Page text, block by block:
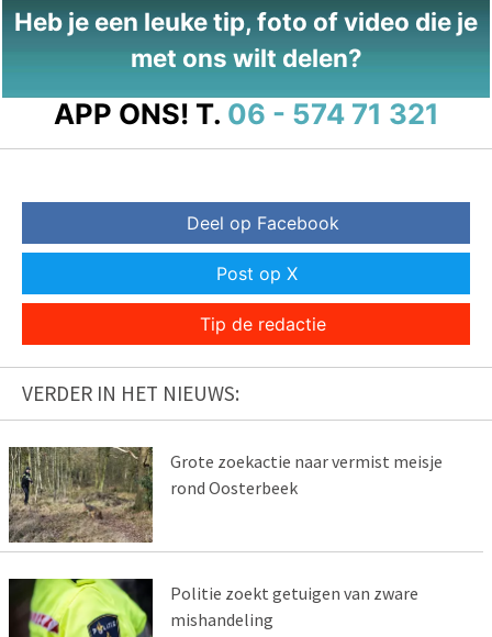
Heb je een leuke tip, foto of video die je
met ons wilt delen?
APP ONS! T. 06 - 574 71 321
Deel op Facebook
Post op X
Tip de redactie
VERDER IN HET NIEUWS:
Grote zoekactie naar vermist meisje
rond Oosterbeek
Politie zoekt getuigen van zware
mishandeling